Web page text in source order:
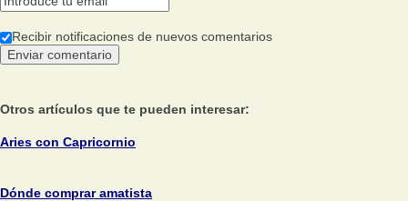
Recibir notificaciones de nuevos comentarios
Otros artículos que te pueden interesar:
Aries con Capricornio
Dónde comprar amatista